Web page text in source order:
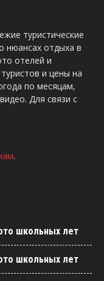
туристические
нюансах отдыха в
отелей и
и цены на
по месяцам,
Для связи с
.
школьных лет
школьных лет